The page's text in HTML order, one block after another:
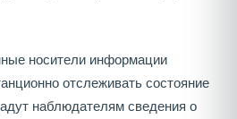
носители информации
отслеживать состояние
наблюдателям сведения о